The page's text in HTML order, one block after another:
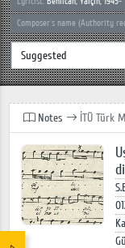
Composer`s name (Authority
Notes İTÜ Türk